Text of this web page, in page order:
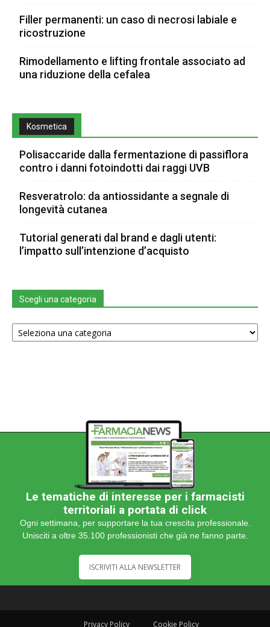
Filler permanenti: un caso di necrosi labiale e
ricostruzione
Rimodellamento e lifting frontale associato ad
una riduzione della cefalea
Kosmetica
Polisaccaride dalla fermentazione di passiflora
contro i danni fotoindotti dai raggi UVB
Resveratrolo: da antiossidante a segnale di
longevità cutanea
Tutorial generati dal brand e dagli utenti:
l’impatto sull’intenzione d’acquisto
Scegli una categoria
Scegli
una
Le tematiche di interesse per i farmacisti
territoriali a portata di click
Ogni settimana, per supportare la tua crescita professionale.
Unisciti a oltre 35.100 professionisti che già ne fanno parte.
ISCRIVITI ALLA NEWSLETTER
Privacy Policy Cookie Policy